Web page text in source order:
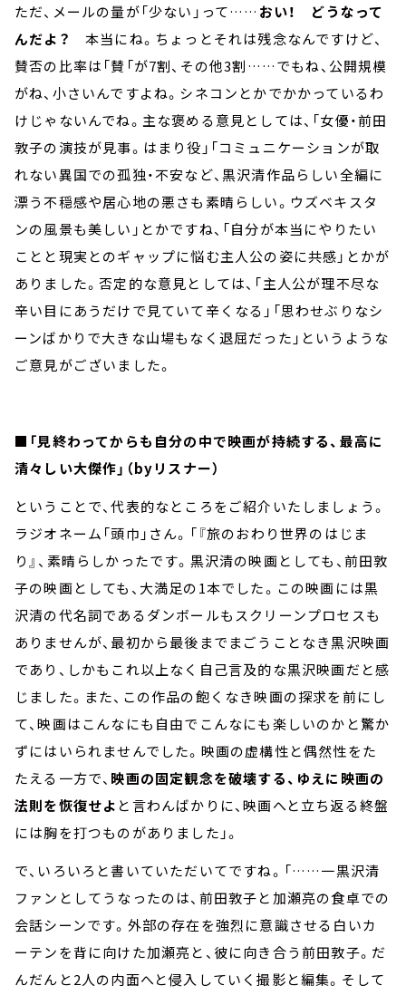
ただ、メールの量が「少ない」って…… おい！
どうなって
んだよ？
本当にね。ちょっとそれは残念なんですけど、
賛否の比率は「賛「が7割、その他3割……でもね、公開規模
がね、小さいんですよね。シネコンとかでかかっているわ
けじゃないんでね。主な褒める意見としては、「女優・前田
敦子の演技が見事。はまり役」「コミュニケーションが取
れない異国での孤独・不安など、黒沢清作品らしい全編に
漂う不穏感や居心地の悪さも素晴らしい。ウズベキスタ
ンの風景も美しい」とかですね、「自分が本当にやりたい
ことと現実とのギャップに悩む主人公の姿に共感」とかが
ありました。否定的な意見としては、「主人公が理不尽な
辛い目にあうだけで見ていて辛くなる」「思わせぶりなシ
ーンばかりで大きな山場もなく退屈だった」というような
ご意見がございました。
■「見終わってからも自分の中で映画が持続する、最高に
清々しい大傑作」（byリスナー）
ということで、代表的なところをご紹介いたしましょう。
ラジオネーム「頭巾」さん。「『旅のおわり世界のはじま
り』、素晴らしかったです。黒沢清の映画としても、前田敦
子の映画としても、大満足の1本でした。この映画には黒
沢清の代名詞であるダンボールもスクリーンプロセスも
ありませんが、最初から最後までまごうことなき黒沢映画
であり、しかもこれ以上なく自己言及的な黒沢映画だと感
じました。また、この作品の飽くなき映画の探求を前にし
て、映画はこんなにも自由でこんなにも楽しいのかと驚か
ずにはいられませんでした。映画の虚構性と偶然性をた
たえる一方で、 映画の固定観念を破壊する、ゆえに映画の
法則を恢復せよ と言わんばかりに、映画へと立ち返る終盤
には胸を打つものがありました」。
で、いろいろと書いていただいてですね。「……一黒沢清
ファンとしてうなったのは、前田敦子と加瀬亮の食卓での
会話シーンです。外部の存在を強烈に意識させる白いカ
ーテンを背に向けた加瀬亮と、彼に向き合う前田敦子。だ
んだんと2人の内面へと侵入していく撮影と編集。そして